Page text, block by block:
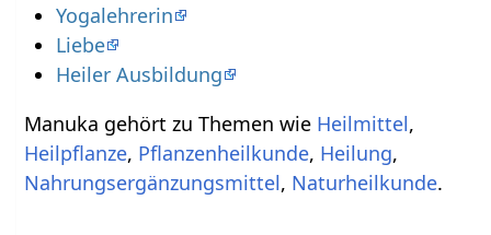
Yogalehrerin
Liebe
Heiler Ausbildung
Manuka gehört zu Themen wie Heilmittel,
Heilpflanze, Pflanzenheilkunde, Heilung,
Nahrungsergänzungsmittel, Naturheilkunde.